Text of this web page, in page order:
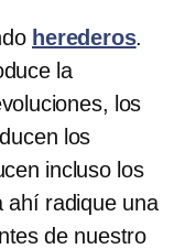
herederos.
la
los
los
incluso los
ahí radique una
de nuestro